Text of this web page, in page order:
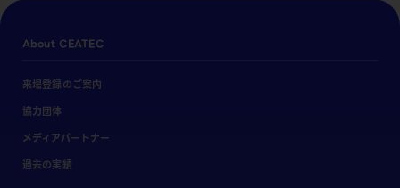
About CEATEC
来場登録のご案内
協力団体
メディアパートナー
過去の実績